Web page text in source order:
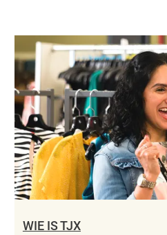
WIE IS TJX